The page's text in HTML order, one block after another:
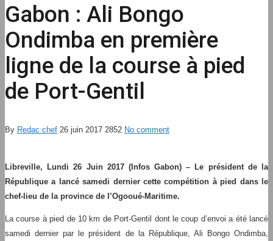
Gabon : Ali Bongo
Ondimba en première
ligne de la course à pied
de Port-Gentil
By Redac chef 26 juin 2017 2852 No comment
Libreville, Lundi 26 Juin 2017 (Infos Gabon) – Le président de la
République a lancé samedi dernier cette compétition à pied dans le
chef-lieu de la province de l’Ogooué-Maritime.
La course à pied de 10 km de Port-Gentil dont le coup d’envoi a été lancé
samedi dernier par le président de la République, Ali Bongo Ondimba,